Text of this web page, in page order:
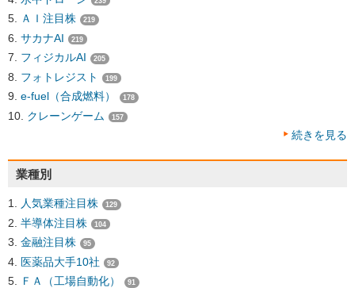
ＡＩ注目株 219
サカナAI 219
フィジカルAI 205
フォトレジスト 199
e-fuel（合成燃料） 178
クレーンゲーム 157
続きを見る
業種別
人気業種注目株 129
半導体注目株 104
金融注目株 95
医薬品大手10社 92
ＦＡ（工場自動化） 91